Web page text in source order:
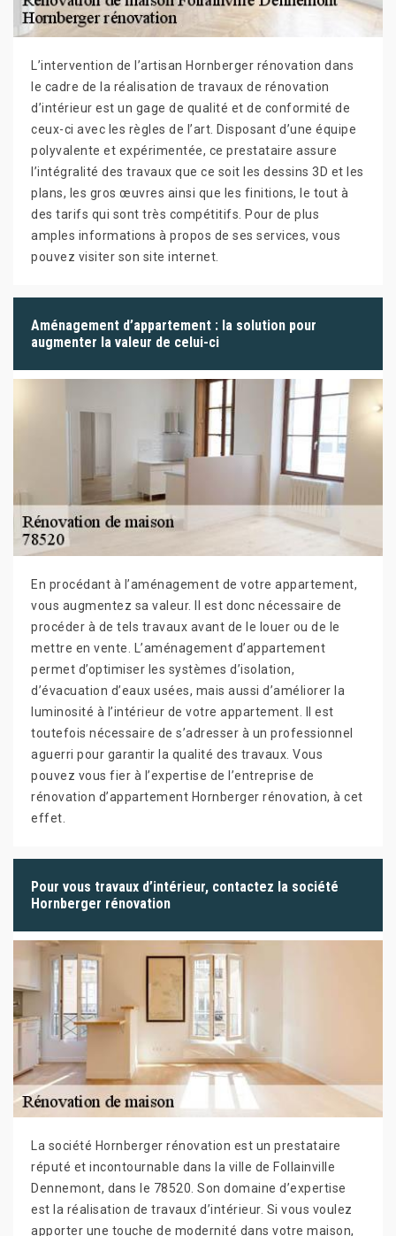
L’intervention de l’artisan Hornberger rénovation dans
le cadre de la réalisation de travaux de rénovation
d’intérieur est un gage de qualité et de conformité de
ceux-ci avec les règles de l’art. Disposant d’une équipe
polyvalente et expérimentée, ce prestataire assure
l’intégralité des travaux que ce soit les dessins 3D et les
plans, les gros œuvres ainsi que les finitions, le tout à
des tarifs qui sont très compétitifs. Pour de plus
amples informations à propos de ses services, vous
pouvez visiter son site internet.
Aménagement d’appartement : la solution pour
augmenter la valeur de celui-ci
En procédant à l’aménagement de votre appartement,
vous augmentez sa valeur. Il est donc nécessaire de
procéder à de tels travaux avant de le louer ou de le
mettre en vente. L’aménagement d’appartement
permet d’optimiser les systèmes d’isolation,
d’évacuation d’eaux usées, mais aussi d’améliorer la
luminosité à l’intérieur de votre appartement. Il est
toutefois nécessaire de s’adresser à un professionnel
aguerri pour garantir la qualité des travaux. Vous
pouvez vous fier à l’expertise de l’entreprise de
rénovation d’appartement Hornberger rénovation, à cet
effet.
Pour vous travaux d’intérieur, contactez la société
Hornberger rénovation
La société Hornberger rénovation est un prestataire
réputé et incontournable dans la ville de Follainville
Dennemont, dans le 78520. Son domaine d’expertise
est la réalisation de travaux d’intérieur. Si vous voulez
apporter une touche de modernité dans votre maison,